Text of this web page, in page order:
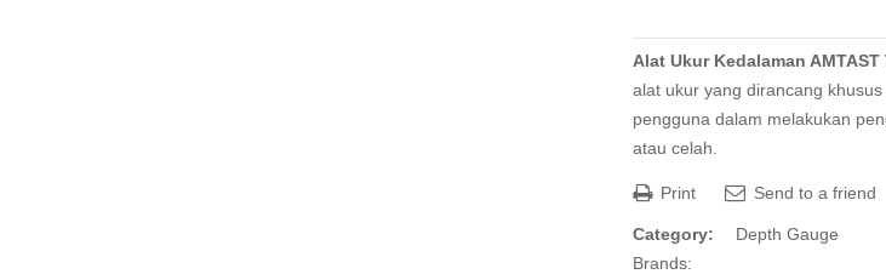
Alat Ukur Kedalaman AMTAST
alat ukur yang dirancang
pengguna dalam melakukan
atau celah.
Print Send to a friend
Category:
Depth Gauge
Brands: